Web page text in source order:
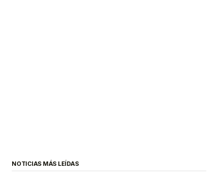
NOTICIAS MÁS LEÍDAS